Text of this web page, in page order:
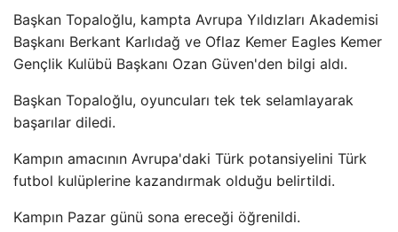
Başkan Topaloğlu, kampta Avrupa Yıldızları Akademisi
Başkanı Berkant Karlıdağ ve Oflaz Kemer Eagles Kemer
Gençlik Kulübü Başkanı Ozan Güven'den bilgi aldı.
Başkan Topaloğlu, oyuncuları tek tek selamlayarak
başarılar diledi.
Kampın amacının Avrupa'daki Türk potansiyelini Türk
futbol kulüplerine kazandırmak olduğu belirtildi.
Kampın Pazar günü sona ereceği öğrenildi.